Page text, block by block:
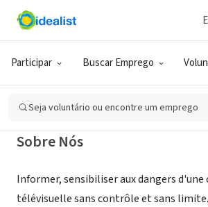
Participar Buscar Emprego
Seja voluntário ou encontre um emprego
ONG (SETOR SOCIAL)
Enfance - Télé : Danger ?
Sobre Nós
Informer, sensibiliser aux dangers
télévisuelle sans contrôle et sans limite.